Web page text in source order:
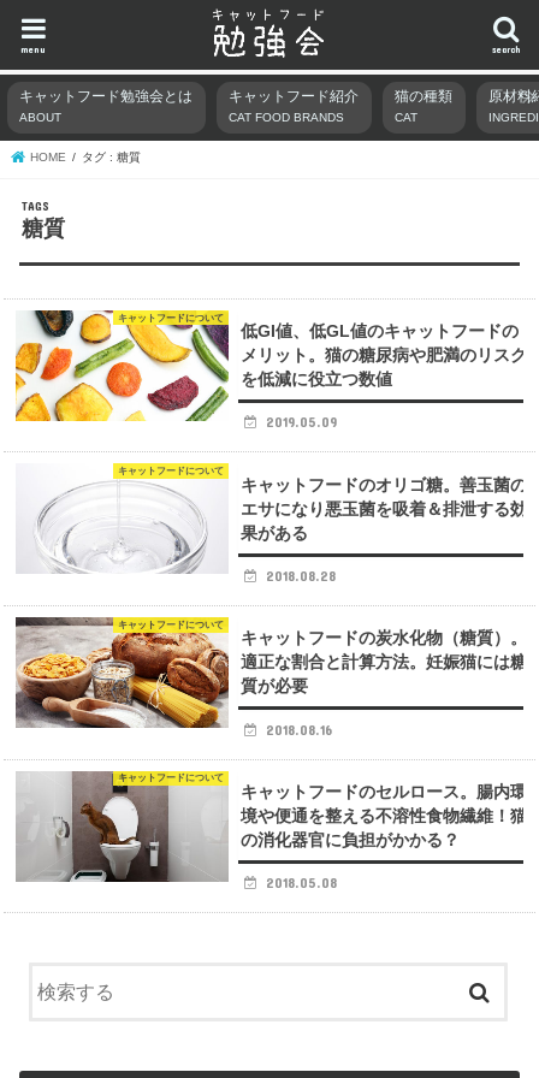
search
menu
キャットフード勉強会とは
ABOUT
キャットフード紹介
CAT FOOD BRANDS
猫の種類
CAT
原材料
HOME タグ : 糖質
糖質
キャットフードについて
低GI値、低GL値のキャットフードの
メリット。猫の糖尿病や肥満のリスク
を低減に役立つ数値
2019.05.09
キャットフードについて
キャットフードのオリゴ糖。善玉菌の
エサになり悪玉菌を吸着＆排泄する効
果がある
2018.08.28
キャットフードについて
キャットフードの炭水化物（糖質）。
適正な割合と計算方法。妊娠猫には糖
質が必要
2018.08.16
キャットフードについて
キャットフードのセルロース。腸内環
境や便通を整える不溶性食物繊維！猫
の消化器官に負担がかかる？
2018.05.08